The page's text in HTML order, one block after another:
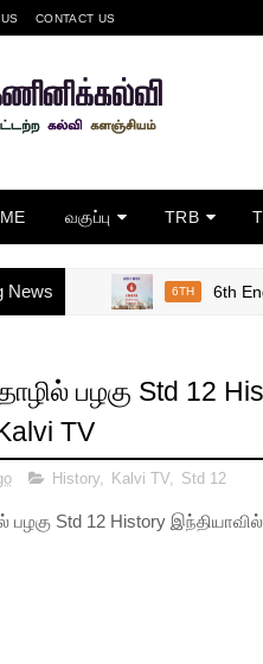
CONTACT US
வகுப்பு TRB
News 6TH 6th English
பழகு Std 12
TV
History, Kalvi TV, Std 12
Std 12 History இந்தியாவில்